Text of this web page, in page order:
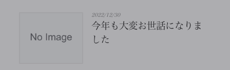
2022/12/30
今年も大変お世話になりま
した